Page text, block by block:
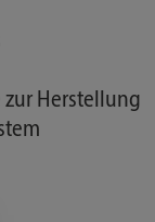
zur Herstellung